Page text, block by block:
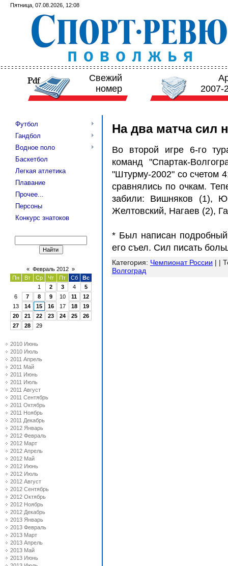
Пятница, 07.08.2026, 12:08
Свежий
номер
2007-
Футбол
Гандбол
Водное поло
Баскетбол
Легкая атлетика
Плавание
Прочее...
Персоны
Конкурс знатоков
« Февраль 2012 »
Пн
Вт Ср Чт Пт Сб
Вс
1
2 3 4
5
6
7 8 9 10 11
12
13
14 15 16 17 18
19
20
21 22 23 24 25
26
27
28 29
2010 Июнь
2010 Июль
2011 Апрель
2011 Май
2011 Июнь
2011 Июль
2011 Август
2011 Сентябрь
2011 Октябрь
2011 Ноябрь
2011 Декабрь
2012 Январь
2012 Февраль
2012 Март
2012 Апрель
2012 Май
2012 Июнь
2012 Июль
2012 Август
2012 Сентябрь
2012 Октябрь
2012 Ноябрь
2012 Декабрь
2013 Январь
2013 Февраль
2013 Март
2013 Апрель
2013 Май
2013 Июнь
На два матча сил
Во второй игре 6-го
команд "Спартак-
"Штурму-2002" со счетом
сравнялись по очкам.
забили: Вишняков (1),
Желтовский, Нагаев (2),
* Был написан
его съел. Сил писать
Категория: Чемпионат России | |
Волгоград